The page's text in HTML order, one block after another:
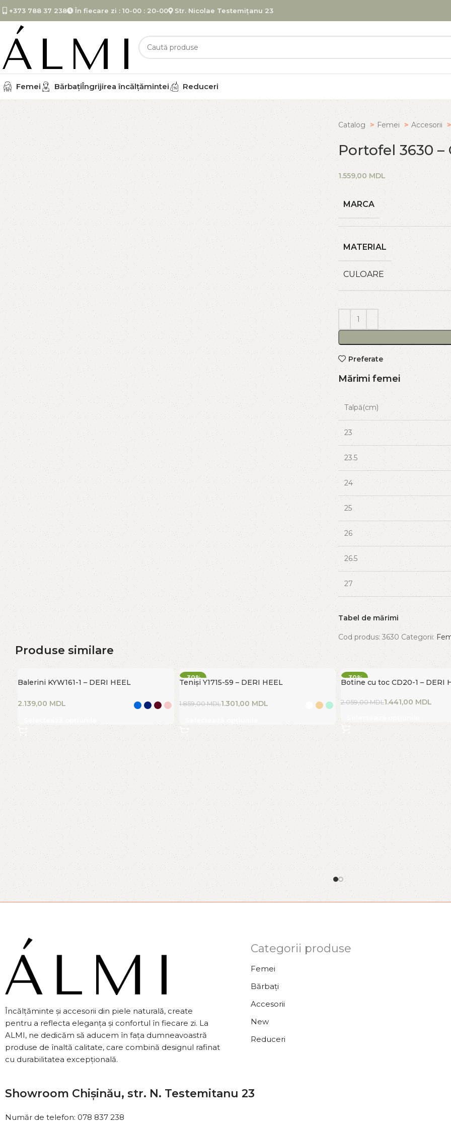
+373 788 37 238 În fiecare zi : 10-00 : 20-00 Str. Nicolae Testemițanu 23
Femei BărbațiÎngrijirea încălţămintei Reduceri
Catalog Femei Accesorii
Portofel 3630 –
MDL
MARCA
MATERIAL
CULOARE
Preferate
Mărimi femei
Talpă(cm)
23
23.5
24
25
26
26.5
27
Tabel de mărimi
Cod produs: 3630 Categorii:
Produse similare
Balerini KYW161-1 – DERI HEEL
MDL
-30%
Teniși Y1715-59 – DERI HEEL
1.859,00MDL1.301,00 MDL
-30%
Botine cu toc CD20-1 – DERI
2.059,00MDL1.441,00 MDL
Încălțăminte și accesorii din piele naturală, create
pentru a reflecta eleganța și confortul în fiecare zi. La
ALMI, ne dedicăm să aducem în fața dumneavoastră
produse de înaltă calitate, care combină designul rafinat
cu durabilitatea excepțională.
Categorii produse
Femei
Bărbați
Accesorii
New
Reduceri
Showroom Chișinău, str. N. Testemitanu 23
Număr de telefon: 078 837 238